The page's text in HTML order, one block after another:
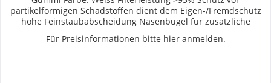
partikelförmigen Schadstoffen dient dem Eigen-/Fremdschutz
hohe Feinstaubabscheidung Nasenbügel für zusätzliche
Für Preisinformationen bitte hier anmelden.